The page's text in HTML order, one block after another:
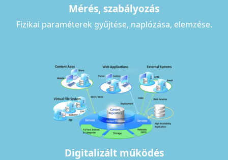
Mérés, szabályozás
Fizikai paraméterek gyűjtése, naplózása, elemzése.
Digitalizált működés